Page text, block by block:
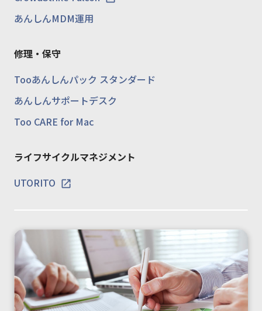
あんしんMDM運用
修理・保守
Tooあんしんパック スタンダード
あんしんサポートデスク
Too CARE for Mac
ライフサイクルマネジメント
UTORITO